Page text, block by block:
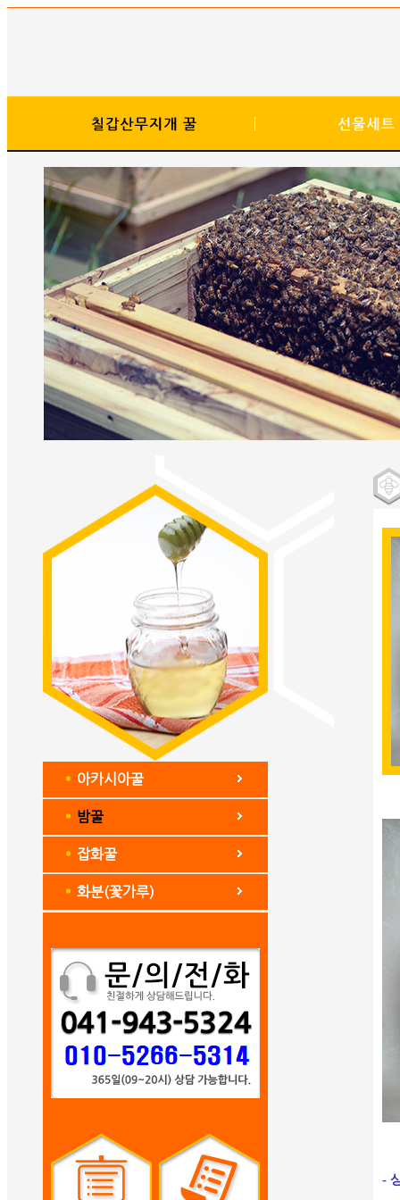
아카시아꿀
밤꿀
잡화꿀
화분(꽃가루)
-